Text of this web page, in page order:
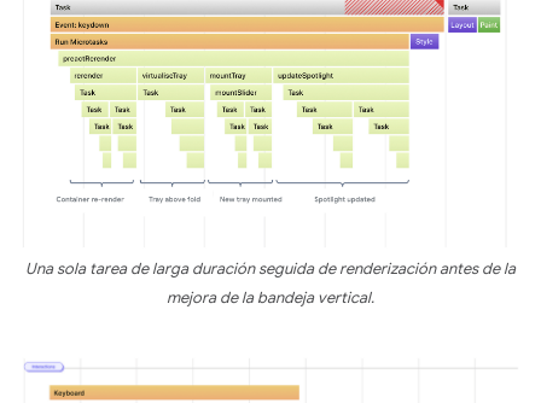
Una sola tarea de larga duración seguida de renderización antes de la
mejora de la bandeja vertical.